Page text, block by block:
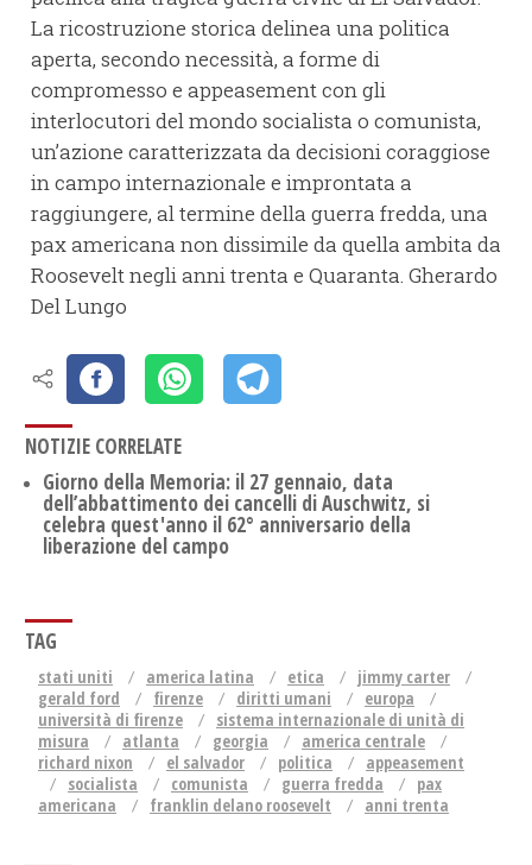
La ricostruzione storica delinea una politica
aperta, secondo necessità, a forme di
compromesso e appeasement con gli
interlocutori del mondo socialista o comunista,
un’azione caratterizzata da decisioni coraggiose
in campo internazionale e improntata a
raggiungere, al termine della guerra fredda, una
pax americana non dissimile da quella ambita da
Roosevelt negli anni trenta e Quaranta. Gherardo
Del Lungo
NOTIZIE CORRELATE
Giorno della Memoria: il 27 gennaio, data
dell’abbattimento dei cancelli di Auschwitz, si
celebra quest'anno il 62° anniversario della
liberazione del campo
TAG
stati uniti america latina etica
jimmy carter
gerald ford
firenze diritti umani
europa
università di firenze
sistema internazionale di unità di
misura
atlanta georgia
america centrale
richard nixon
el salvador politica
appeasement
socialista
comunista guerra fredda
pax
americana
franklin delano roosevelt anni trenta